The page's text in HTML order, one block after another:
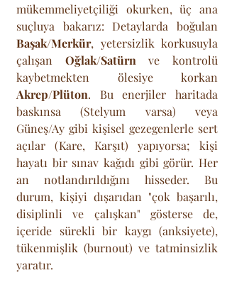
mükemmeliyetçiliği okurken, üç ana
Başak/Merkür, yetersizlik korkusuyla
çalışan Oğlak/Satürn ve kontrolü
Akrep/Plüton. Bu enerjiler haritada
baskınsa (Stelyum varsa) veya
Güneş/Ay gibi kişisel gezegenlerle sert
açılar (Kare, Karşıt) yapıyorsa; kişi
hayatı bir sınav kağıdı gibi görür. Her
an notlandırıldığını hisseder. Bu
durum, kişiyi dışarıdan "çok başarılı,
disiplinli ve çalışkan" gösterse de,
içeride sürekli bir kaygı (anksiyete),
tükenmişlik (burnout) ve tatminsizlik
yaratır.